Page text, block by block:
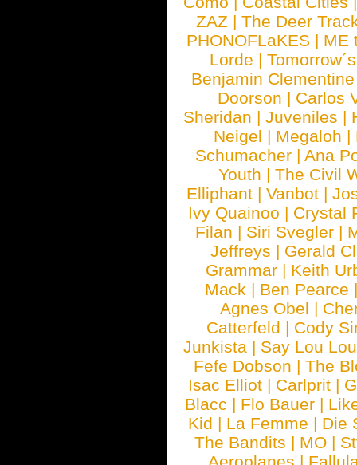
ZAZ |The Deer
PHONOFLaKES | ME
Lorde |
Benjamin Clementine
Doorson | Carlos
Sheridan |Juveniles |
Neigel | Megaloh |
Schumacher |Ana
Youth | The Civil
Elliphant | Vanbot |
Ivy Quainoo | Crystal
Filan | Siri Svegler |
Jeffreys | Gerald
Grammar | Keith
Mack | Ben Pearce
Agnes Obel |
Catterfeld | Cody
Junkista | Say Lou Lou
Fefe Dobson | The
Isac Elliot | Carlprit |
Blacc | Flo Bauer |
Kid | La Femme | Die
The Bandits | MO |